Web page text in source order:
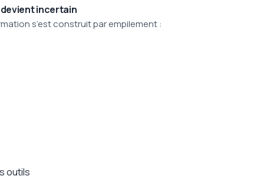
incertain
s’est construit par empilement :
outils